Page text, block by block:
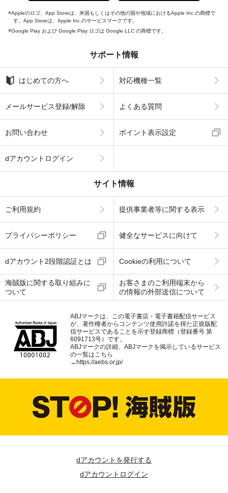
Appleのロゴ、App Storeは、米国もしくはその他の国や地域におけるApple Inc.の商標で
す。App Storeは、Apple Inc.のサービスマークです。
Google Play および Google Play ロゴは Google LLC の商標です。
サポート情報
はじめての方へ 対応機種一覧
メールサービス登録/解除 よくある質問
お問い合わせ ポイント表示設定
dアカウントログイン
サイト情報
ご利用規約 提供事業者等に関する表示
プライバシーポリシー 健全なサービスに向けて
dアカウント2段階認証とは Cookieの利用について
海賊版に関する取り組みに
ついて
お客さまのご利用端末から
の情報の外部送信について
ABJマークは、この電子書店・電子書籍配信サービス
が、著作権者からコンテンツ使用許諾を得た正規版配
信サービスであることを示す登録商標（登録番号 第
6091713号）です。
ABJマークの詳細、ABJマークを掲示しているサービス
の一覧はこちら
→ https://aebs.or.jp/
dアカウントを発行する
dアカウントログイン